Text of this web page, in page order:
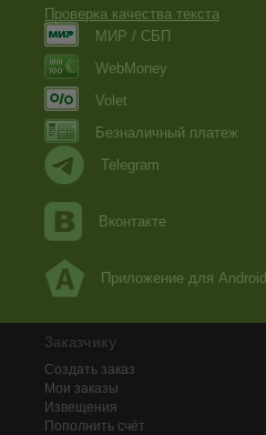
Проверка качества текста
МИР / СБП
WebMoney
Volet
Безналичный платеж
Telegram
Вконтакте
Приложение для Android
Заказчику
Создать заказ
Мои заказы
Извещения
Пополнить счёт